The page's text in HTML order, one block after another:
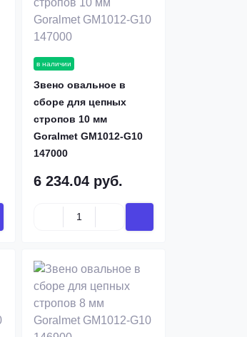
в наличии
Звено овальное в
сборе для цепных
стропов 10 мм
Goralmet GM1012-G10
147000
6 234.04 руб.